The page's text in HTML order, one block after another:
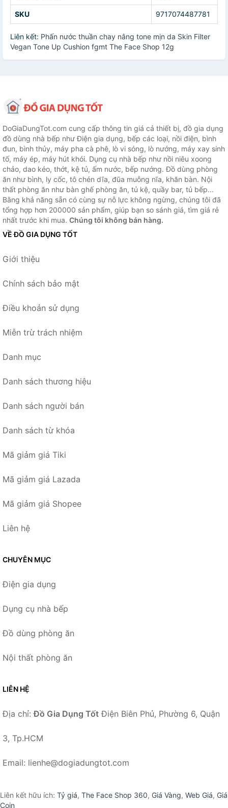
SKU 9717074487781
Liên kết: Phấn nước thuần chay nâng tone mịn da Skin Filter
Vegan Tone Up Cushion fgmt The Face Shop 12g
DoGiaDungTot.com cung cấp thông tin giá cả thiết bị, đồ gia dụng
đồ dùng nhà bếp như Điện gia dụng, bếp các loại, nồi điện, bình
đun, bình thủy, máy pha cà phê, lò vi sóng, lò nướng, máy xay sinh
tố, máy ép, máy hút khói. Dụng cụ nhà bếp như nồi niêu xoong
chảo, dao kéo, thớt, kệ tủ, ấm nước, bếp nướng. Đồ dùng phòng
ăn như bình, ly cốc, tô chén dĩa, đũa muỗng nĩa, khăn bàn. Nội
thất phòng ăn như bàn ghế phòng ăn, tủ kệ, quầy bar, tủ bếp...
Bằng khả năng sẵn có cùng sự nỗ lực không ngừng, chúng tôi đã
tổng hợp hơn 200000 sản phẩm, giúp bạn so sánh giá, tìm giá rẻ
nhất trước khi mua. Chúng tôi không bán hàng.
VỀ ĐỒ GIA DỤNG TỐT
Giới thiệu
Chính sách bảo mật
Điều khoản sử dụng
Miễn trừ trách nhiệm
Danh mục
Danh sách thương hiệu
Danh sách người bán
Danh sách từ khóa
Mã giảm giá Tiki
Mã giảm giá Lazada
Mã giảm giá Shopee
Liên hệ
CHUYÊN MỤC
Điện gia dụng
Dụng cụ nhà bếp
Đồ dùng phòng ăn
Nội thất phòng ăn
LIÊN HỆ
Địa chỉ:Đồ Gia Dụng Tốt Điện Biên Phủ, Phường 6, Quận
3, Tp.HCM
Email: lienhe@dogiadungtot.com
Liên kết hữu ích: Tỷ giá, The Face Shop 360, Giá Vàng, Web Giá, Giá
Coin